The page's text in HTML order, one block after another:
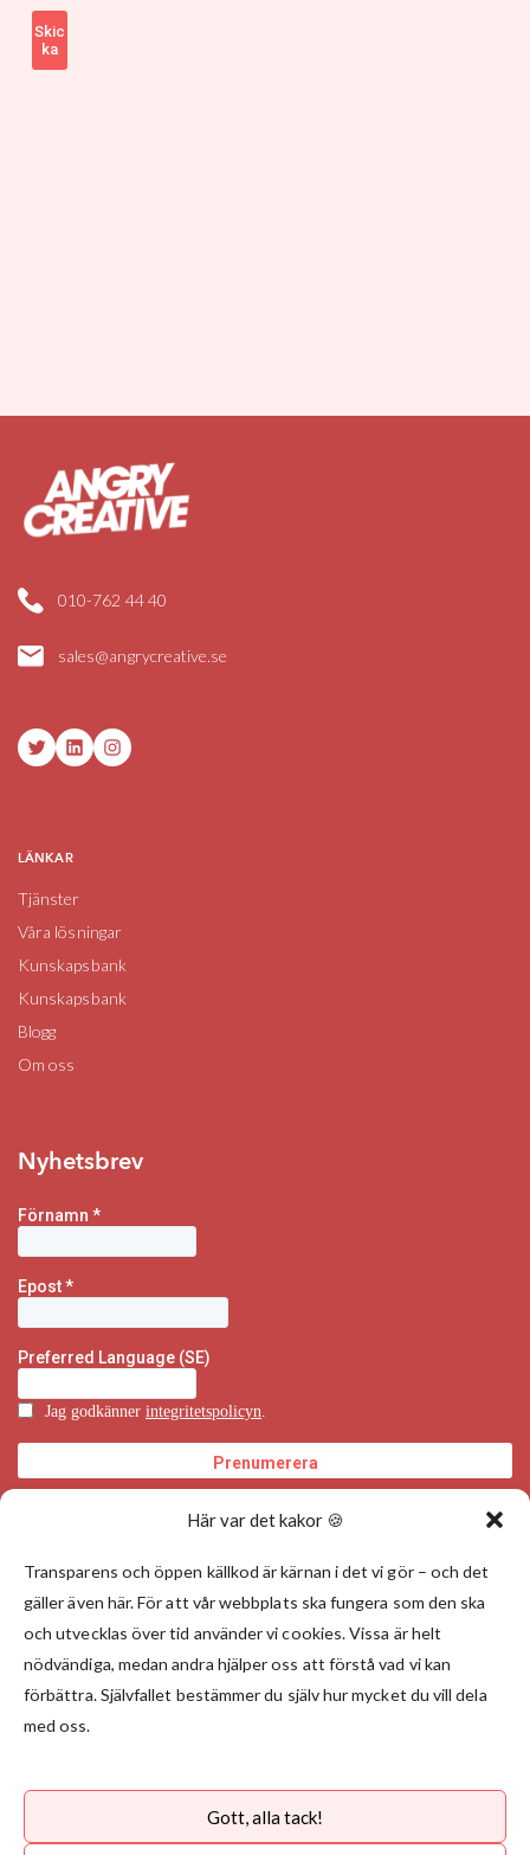
Här var det kakor 🍪
Transparens och öppen källkod är kärnan i det vi gör – och det
gäller även här. För att vår webbplats ska fungera som den ska
och utvecklas över tid använder vi cookies. Vissa är helt
nödvändiga, medan andra hjälper oss att förstå vad vi kan
förbättra. Självfallet bestämmer du själv hur mycket du vill dela
med oss.
Gott, alla tack!
010-762 44 40
sales@angrycreative.se
TwitterLinkedInInstagram
LÄNKAR
Tjänster
Våra lösningar
Kunskapsbank
Kunskapsbank
Blogg
Om oss
Nyhetsbrev
Välj land